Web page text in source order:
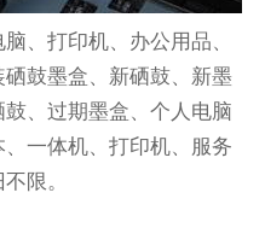
、打印机、办公用品、
鼓墨盒、新硒鼓、新墨
、过期墨盒、个人电脑
一体机、打印机、服务
限。